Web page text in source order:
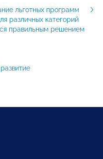
льготных программ
различных категорий
правильным решением